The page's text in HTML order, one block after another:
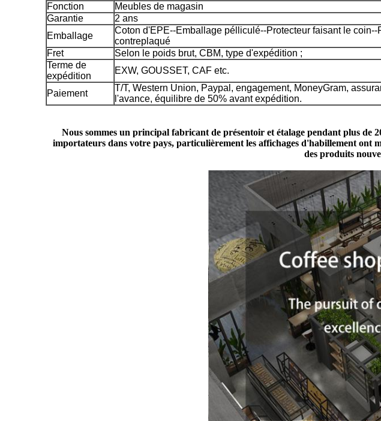
Fonction
Meubles de magasin
Garantie
2 ans
Emballage
Coton d'EPE--Emballage pélliculé--Protecteur faisant le
contreplaqué
Fret
Selon le poids brut, CBM, type d'expédition ;
Terme de
expédition
EXW, GOUSSET, CAF etc.
Paiement
T/T, Western Union, Paypal, engagement, MoneyGram,
l'avance, équilibre de 50% avant expédition.
Nous sommes un principal fabricant de présentoir et étalage pendant plus de
importateurs dans votre pays, particulièrement les affichages d'habillement ont
des produits